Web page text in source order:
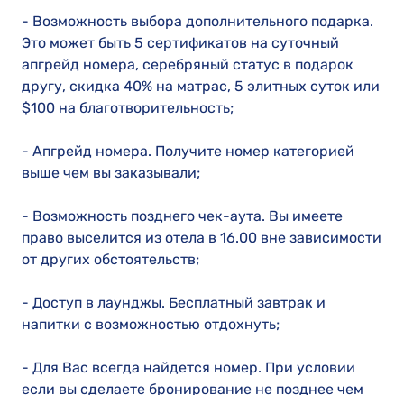
- Возможность выбора дополнительного подарка.
Это может быть 5 сертификатов на суточный
апгрейд номера, серебряный статус в подарок
другу, скидка 40% на матрас, 5 элитных суток или
$100 на благотворительность;
- Апгрейд номера. Получите номер категорией
выше чем вы заказывали;
- Возможность позднего чек-аута. Вы имеете
право выселится из отела в 16.00 вне зависимости
от других обстоятельств;
- Доступ в лаунджы. Бесплатный завтрак и
напитки с возможностью отдохнуть;
- Для Вас всегда найдется номер. При условии
если вы сделаете бронирование не позднее чем